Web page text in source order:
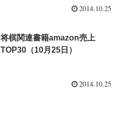
2014.10.25
将棋関連書籍amazon売上
TOP30（10月25日）
2014.10.25